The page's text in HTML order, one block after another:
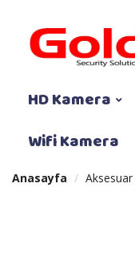
HD Kamera
Wifi Kamera
Anasayfa Aksesuar